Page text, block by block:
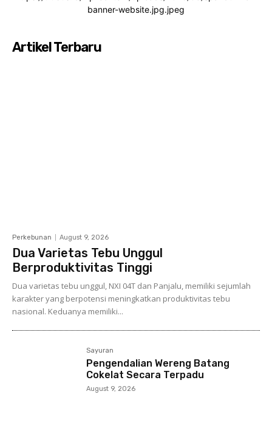
banner-website.jpg.jpeg
Artikel Terbaru
Perkebunan August 9, 2026
Dua Varietas Tebu Unggul
Berproduktivitas Tinggi
Dua varietas tebu unggul, NXI 04T dan Panjalu, memiliki sejumlah
karakter yang berpotensi meningkatkan produktivitas tebu
nasional. Keduanya memiliki...
Sayuran
Pengendalian Wereng Batang
Cokelat Secara Terpadu
August 9, 2026